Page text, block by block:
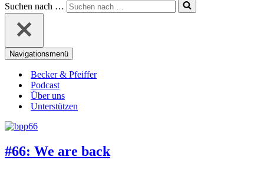
Suchen nach …
Navigationsmenü
Becker & Pfeiffer
Podcast
Über uns
Unterstützen
#66: We are back